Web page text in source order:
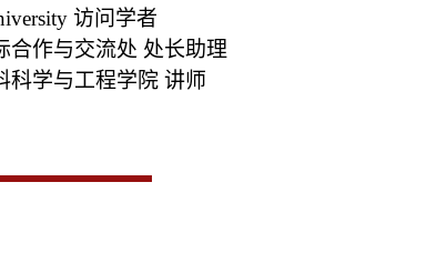
访问学者
合作与交流处 处长助理
科学与工程学院 讲师